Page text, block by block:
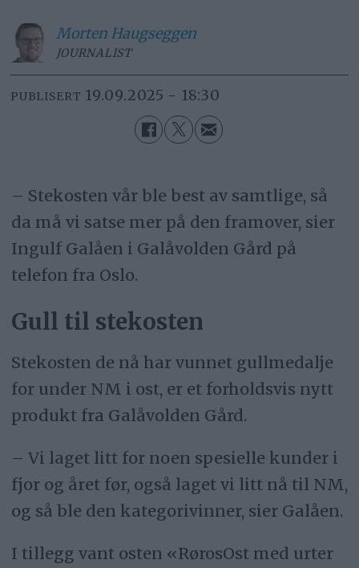
Morten Haugseggen
JOURNALIST
PUBLISERT 19.09.2025 - 18:30
– Stekosten vår ble best av samtlige, så
da må vi satse mer på den framover, sier
Ingulf Galåen i Galåvolden Gård på
telefon fra Oslo.
Gull til stekosten
Stekosten de nå har vunnet gullmedalje
for under NM i ost, er et forholdsvis nytt
produkt fra Galåvolden Gård.
– Vi laget litt for noen spesielle kunder i
fjor og året før, også laget vi litt nå til NM,
og så ble den kategorivinner, sier Galåen.
I tillegg vant osten «RørosOst med urter